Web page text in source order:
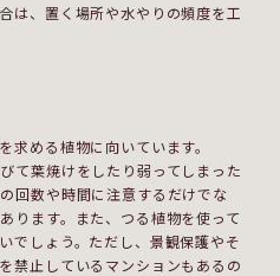
は、置く場所や水やりの頻度を工
求める植物に向いています。
て葉焼けをしたり弱ってしまった
回数や時間に注意するだけでな
ります。また、つる植物を使って
でしょう。ただし、景観保護やそ
禁止しているマンションもあるの